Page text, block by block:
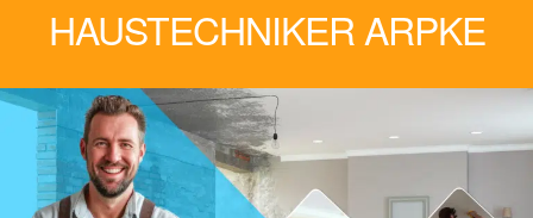
HAUSTECHNIKER ARPKE